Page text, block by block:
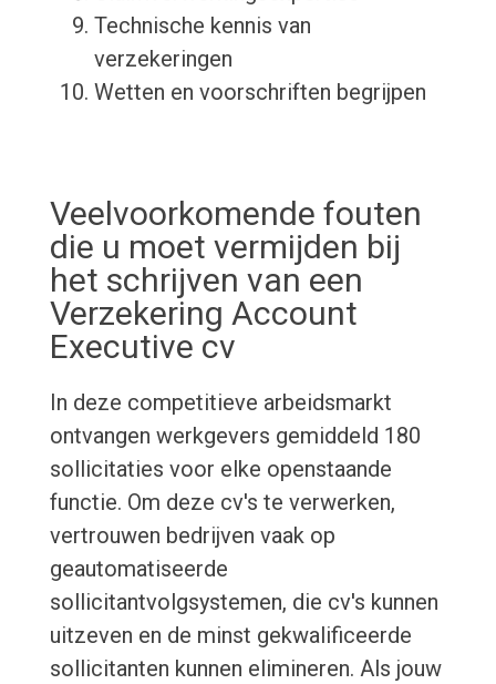
Technische kennis van
verzekeringen
Wetten en voorschriften begrijpen
Veelvoorkomende fouten
die u moet vermijden bij
het schrijven van een
Verzekering Account
Executive cv
In deze competitieve arbeidsmarkt
ontvangen werkgevers gemiddeld 180
sollicitaties voor elke openstaande
functie. Om deze cv's te verwerken,
vertrouwen bedrijven vaak op
geautomatiseerde
sollicitantvolgsystemen, die cv's kunnen
uitzeven en de minst gekwalificeerde
sollicitanten kunnen elimineren. Als jouw